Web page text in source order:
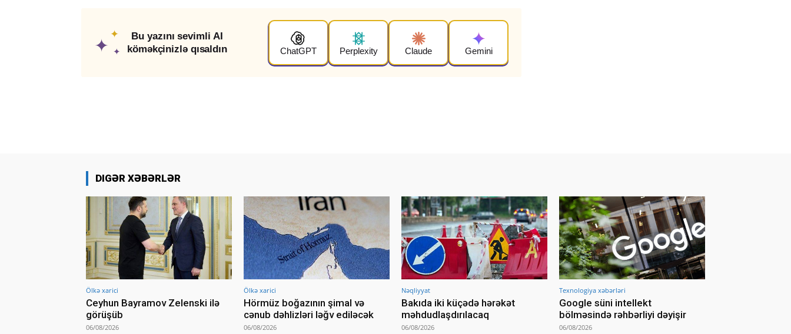
✦
✦
✦
Bu yazını sevimli AI
köməkçinizlə qısaldın
ChatGPT Perplexity Claude Gemini
DIGƏR XƏBƏRLƏR
Ölkə xarici
Ceyhun Bayramov Zelenski ilə
görüşüb
06/08/2026
Ölkə xarici
Hörmüz boğazının şimal və
cənub dəhlizləri ləğv ediləcək
06/08/2026
Nəqliyyat
Bakıda iki küçədə hərəkət
məhdudlaşdırılacaq
06/08/2026
Texnologiya xəbərləri
Google süni intellekt
bölməsində rəhbərliyi dəyişir
06/08/2026